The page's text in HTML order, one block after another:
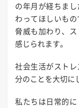
の年月が経ちま
わってほしいも
脅威も加わり、
感じられます。
社会生活がスト
分のことを大切に
私たちは日常的